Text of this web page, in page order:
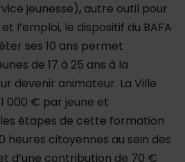
jeunesse), autre outil pour
l’emploi, le dispositif du BAFA
ses 10 ans permet
de 17 à 25 ans à la
devenir animateur. La Ville
000 € par jeune et
étapes de cette formation
citoyennes au sein des
d’une contribution de 70 €